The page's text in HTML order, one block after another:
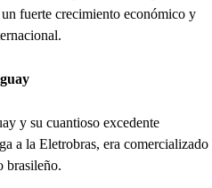
fuerte crecimiento económico y
y su cuantioso excedente
a la Eletrobras, era comercializado
brasileño.